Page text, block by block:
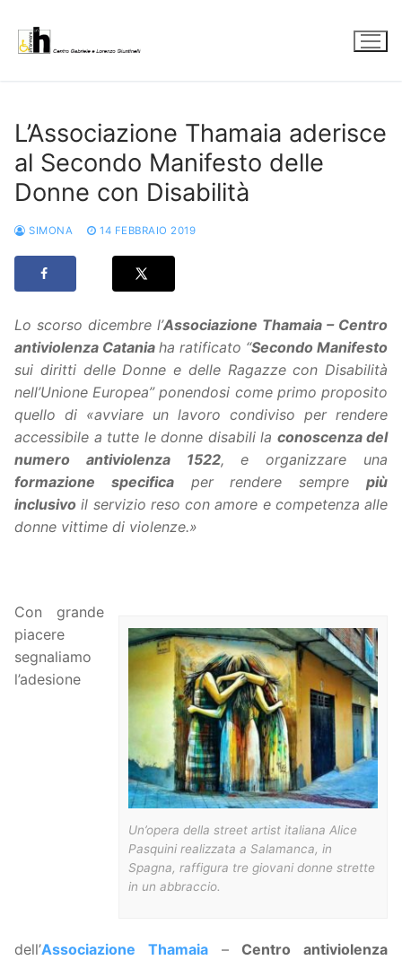
contenuto
L’Associazione Thamaia aderisce
al Secondo Manifesto delle
Donne con Disabilità
SIMONA 14 FEBBRAIO 2019
Lo scorso dicembre l’Associazione Thamaia – Centro
antiviolenza Catania ha ratificato “Secondo Manifesto
sui diritti delle Donne e delle Ragazze con Disabilità
nell’Unione Europea” ponendosi come primo proposito
quello di «avviare un lavoro condiviso per rendere
accessibile a tutte le donne disabili la conoscenza del
numero antiviolenza 1522, e organizzare una
formazione specificaper rendere semprepiù
inclusivo il servizio reso con amore e competenza alle
donne vittime di violenze.»
Un’opera della street artist italiana Alice
Pasquini realizzata a Salamanca, in
Spagna, raffigura tre giovani donne strette
in un abbraccio.
Con grande
piacere
segnaliamo
l’adesione
dell’Associazione Thamaia– Centro antiviolenza